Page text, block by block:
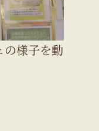
の様子を動